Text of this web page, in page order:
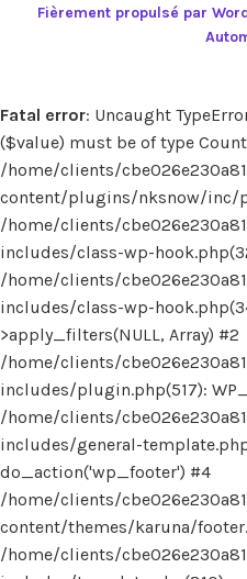
Fièrement propulsé par
Fatal error: Uncaught
($value) must be of type
/home/clients/
content/plugins/nksnow/inc/
/home/clients/
includes/class-wp-
/home/clients/
includes/class-wp-
>apply_filters(NULL, Array) #2
/home/clients/
includes/plugin.php(517):
/home/clients/
includes/general-
do_action('wp_footer') #4
/home/clients/
content/themes/karuna/
/home/clients/